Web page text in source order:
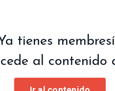
tienes
al contenido